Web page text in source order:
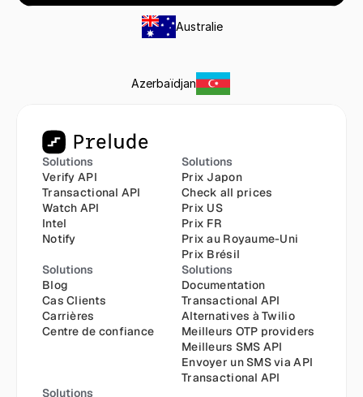
Australie
Azerbaïdjan
Solutions
Verify API
Transactional API
Watch API
Intel
Notify
Solutions
Prix Japon
Check all prices
Prix US
Prix FR
Prix au Royaume-Uni
Prix Brésil
Solutions
Blog
Cas Clients
Carrières
Centre de confiance
Solutions
Documentation
Transactional API
Alternatives à Twilio
Meilleurs OTP providers
Meilleurs SMS API
Envoyer un SMS via API
Transactional API
Solutions